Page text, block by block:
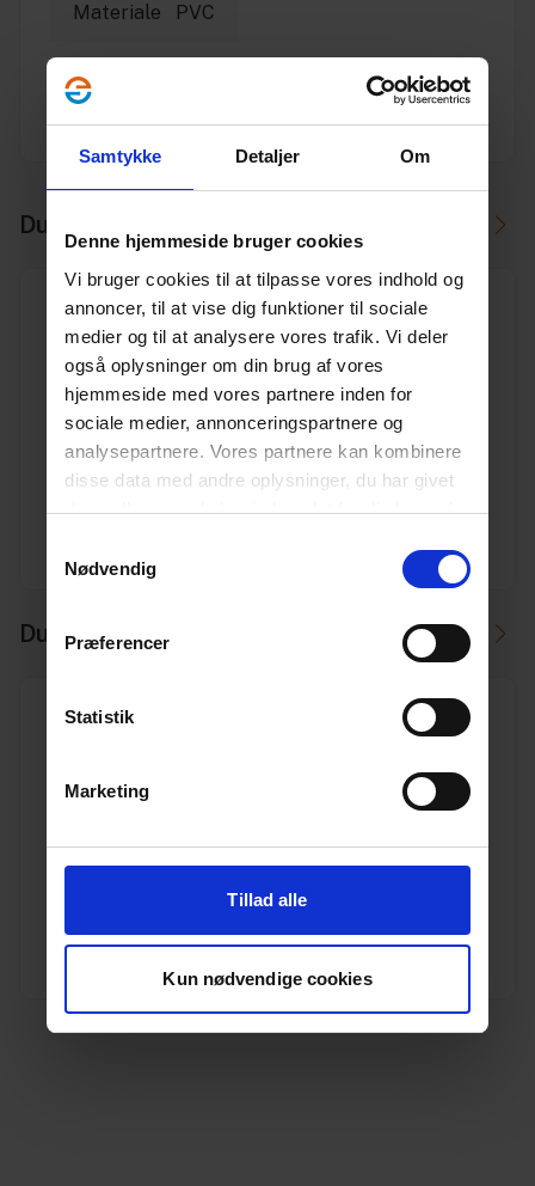
Samtykke Detaljer Om
Denne hjemmeside bruger cookies
Vi bruger cookies til at tilpasse vores indhold og
annoncer, til at vise dig funktioner til sociale
medier og til at analysere vores trafik. Vi deler
også oplysninger om din brug af vores
hjemmeside med vores partnere inden for
sociale medier, annonceringspartnere og
analysepartnere. Vores partnere kan kombinere
disse data med andre oplysninger, du har givet
dem, eller som de har indsamlet fra din brug af
Nødvendig
Præferencer
Statistik
Marketing
Tillad alle
Kun nødvendige cookies
Materiale PVC
ProducentOstendorf
Du skal måske også bruge
160/160 45° Pipelife PP kloakgrenrør
Pakkeinfo. STK.
Se produkt
Du kan måske i stedet bruge
160 mm Pipelife PVC kloakrør SN8 1,0 m, EN1401
Varenr. 10160041
Pakkeinfo. STK.